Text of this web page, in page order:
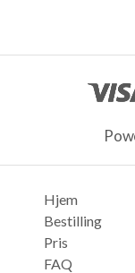
Hjem
Bestilling
Pris
FAQ